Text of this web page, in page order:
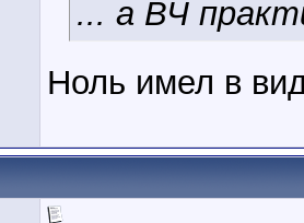
... а ВЧ
Ноль имел в